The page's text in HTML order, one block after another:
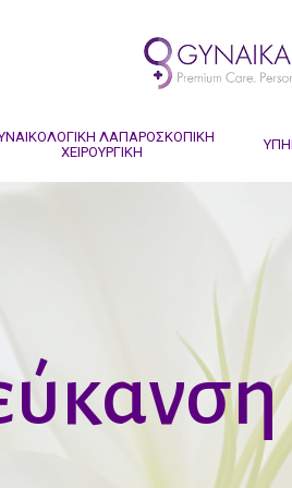
ΛΑΠΑΡΟΣΚΟΠΙΚΗ
ΧΕΙΡΟΥΡΓΙΚΗ